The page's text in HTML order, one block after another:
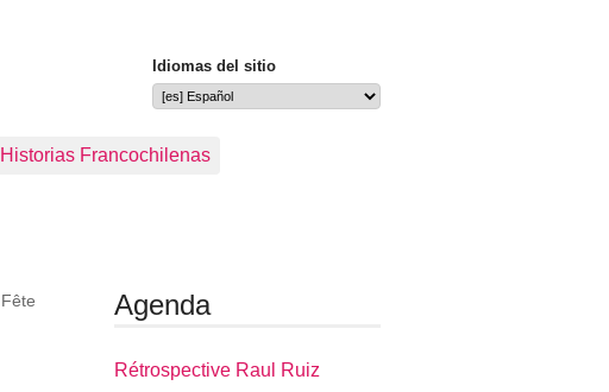
Idiomas del sitio
Historias Francochilenas
Agenda
Rétrospective Raul Ruiz